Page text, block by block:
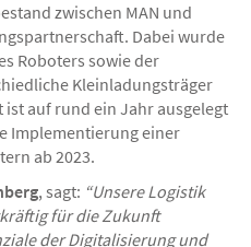
zwischen MAN und
Dabei wurde
Roboters sowie der
Kleinladungsträger
ist auf rund ein Jahr ausgelegt
Implementierung einer
ab 2023.
, sagt: “Unsere Logistik
für die Zukunft
der Digitalisierung und